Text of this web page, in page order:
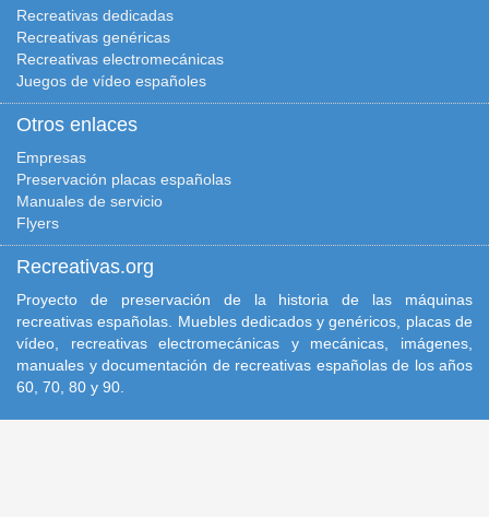
Recreativas dedicadas
Recreativas genéricas
Recreativas electromecánicas
Juegos de vídeo españoles
Otros enlaces
Empresas
Preservación placas españolas
Manuales de servicio
Flyers
Recreativas.org
Proyecto de preservación de la historia de las máquinas
recreativas españolas. Muebles dedicados y genéricos, placas de
vídeo, recreativas electromecánicas y mecánicas, imágenes,
manuales y documentación de recreativas españolas de los años
60, 70, 80 y 90.